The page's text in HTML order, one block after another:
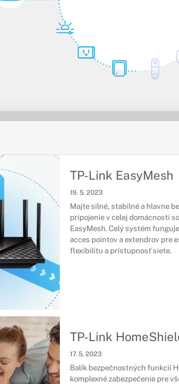
TP-Link EasyMesh
19. 5. 2023
Majte silné, stabilné a hlavne
pripojenie v celej domácnosti
EasyMesh. Celý systém
acces pointov a extendrov pre
flexibilitu a prístupnosť siete.
TP-Link
17. 5. 2023
Balík bezpečnostných funkcií
komplexné zabezpečenie pre